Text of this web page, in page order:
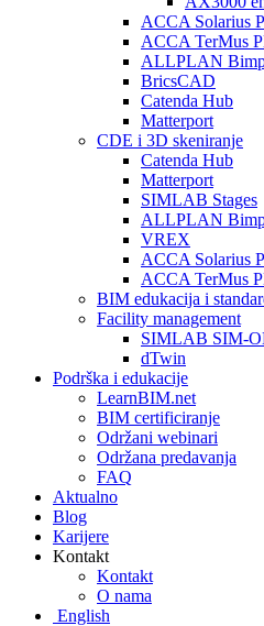
ACCA Solarius
ACCA TerMus
ALLPLAN
BricsCAD
Catenda Hub
Matterport
CDE i 3D skeniranje
Catenda Hub
Matterport
SIMLAB Stages
ALLPLAN
VREX
ACCA Solarius
ACCA TerMus
BIM edukacija i
Facility management
SIMLAB SIM-
dTwin
Podrška i edukacije
LearnBIM.net
BIM certificiranje
Održani webinari
Održana predavanja
FAQ
Aktualno
Blog
Karijere
Kontakt
Kontakt
O nama
English